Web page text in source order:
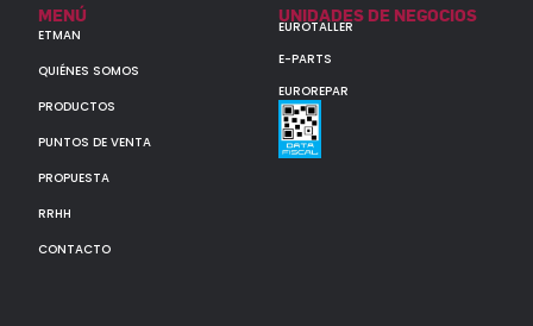
MENÚ
ETMAN
QUIÉNES SOMOS
PRODUCTOS
PUNTOS DE VENTA
PROPUESTA
RRHH
CONTACTO
UNIDADES DE NEGOCIOS
EUROTALLER
E-PARTS
EUROREPAR